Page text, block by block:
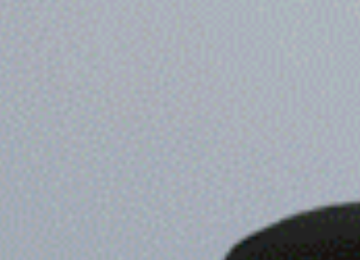
Trabajadores